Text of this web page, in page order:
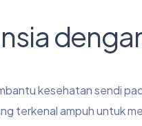
kesehatan sendi
terkenal ampuh untuk